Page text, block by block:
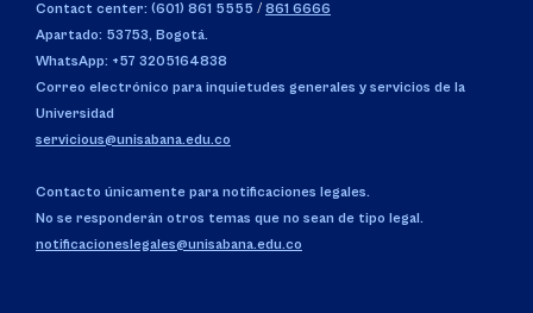
Contact center: (601) 861 5555 / 861 6666
Apartado: 53753, Bogotá.
WhatsApp: +57 3205164838
Correo electrónico para inquietudes generales y servicios de la
Universidad
servicious@unisabana.edu.co
Contacto únicamente para notificaciones legales.
No se responderán otros temas que no sean de tipo legal.
notificacioneslegales@unisabana.edu.co